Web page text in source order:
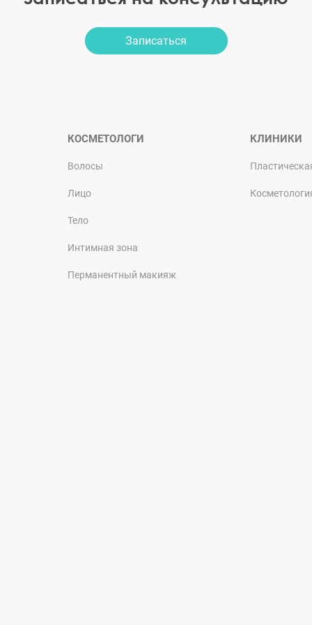
Записаться
КОСМЕТОЛОГИ
Волосы
Лицо
Тело
Интимная зона
Перманентный макияж
КЛИНИКИ